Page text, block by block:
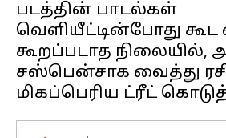
படத்தின் பாடல்கள்
வெளியீட்டின்போது கூட
கூறப்படாத நிலையில்,
சஸ்பென்சாக வைத்து